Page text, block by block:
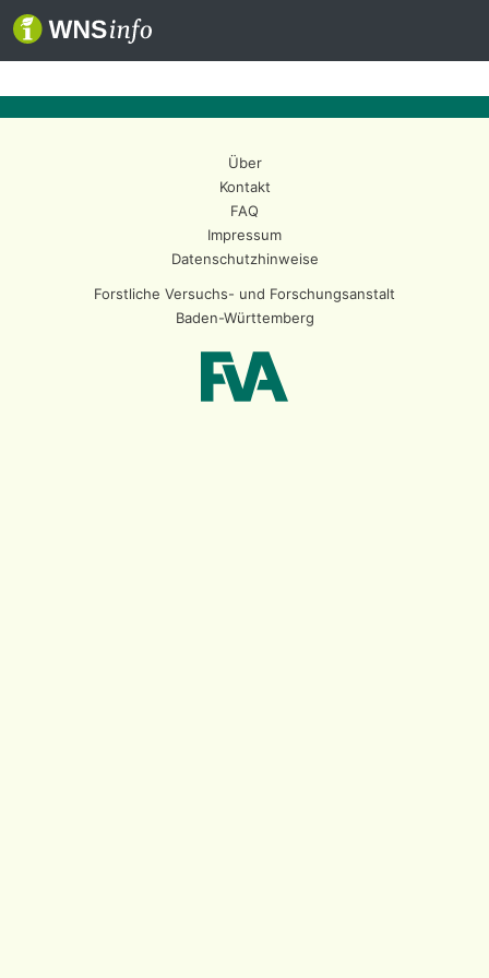
Über
Kontakt
FAQ
Impressum
Datenschutzhinweise
Forstliche Versuchs- und Forschungsanstalt
Baden-Württemberg